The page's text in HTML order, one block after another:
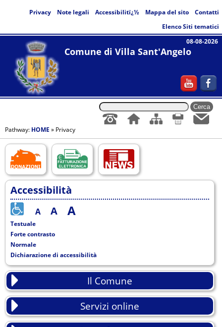
Contatti
Mappa del sito
Accessibilitï¿½
Note legali
Privacy
Elenco Siti tematici
Comune di Villa Sant'Angelo
08-08-2026
Pathway: HOME » Privacy
Accessibilità
A A A
Testuale
Forte contrasto
Normale
Dichiarazione di accessibilità
Il Comune
Servizi online